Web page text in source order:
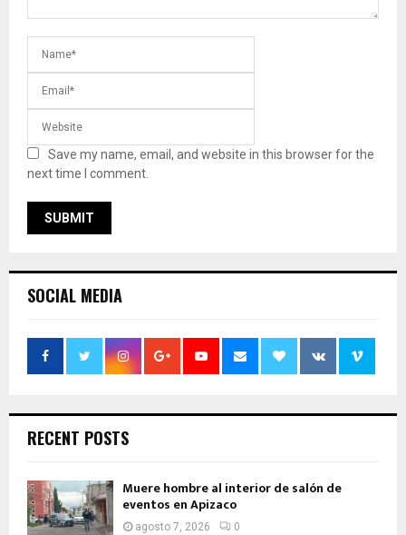
Save my name, email, and website in this browser for the
next time I comment.
SOCIAL MEDIA
RECENT POSTS
Muere hombre al interior de salón de
eventos en Apizaco
agosto 7, 2026 0